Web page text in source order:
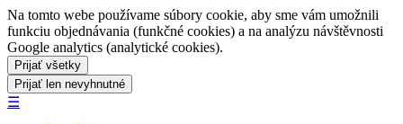
Na tomto webe používame súbory cookie, aby sme vám umožnili
funkciu objednávania (funkčné cookies) a na analýzu návštěvnosti
Google analytics (analytické cookies).
☰